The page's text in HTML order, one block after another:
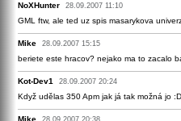
NoXHunter 28.09.2007 11:10
GML ftw, ale ted uz spis masarykova
Mike 28.09.2007 15:15
beriete este hracov? nejako ma to zacalo
Kot-Dev1 28.09.2007 20:24
Když udělas 350 Apm jak já tak možná jo :D
Mike 28.09.2007 20:38